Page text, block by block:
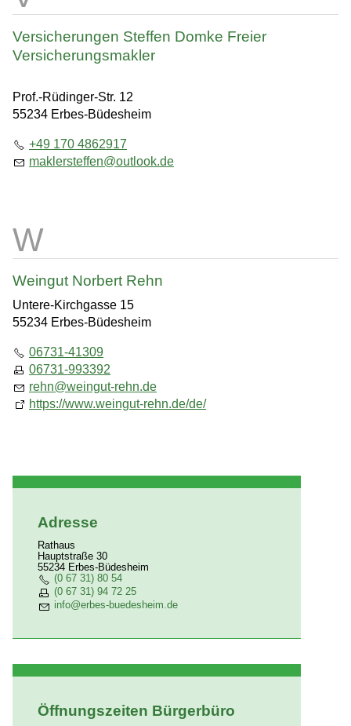
Versicherungen Steffen Domke Freier
Versicherungsmakler
Prof.-Rüdinger-Str. 12
55234 Erbes-Büdesheim
+49 170 4862917
maklersteffen@outlook.de
Weingut Norbert Rehn
Untere-Kirchgasse 15
55234 Erbes-Büdesheim
06731-41309
06731-993392
rehn@weingut-rehn.de
https://www.weingut-rehn.de/de/
Adresse
Rathaus
Hauptstraße 30
55234 Erbes-Büdesheim
(0 67 31) 80 54
(0 67 31) 94 72 25
nf
rb s-b d sh m d
Öffnungszeiten Bürgerbüro